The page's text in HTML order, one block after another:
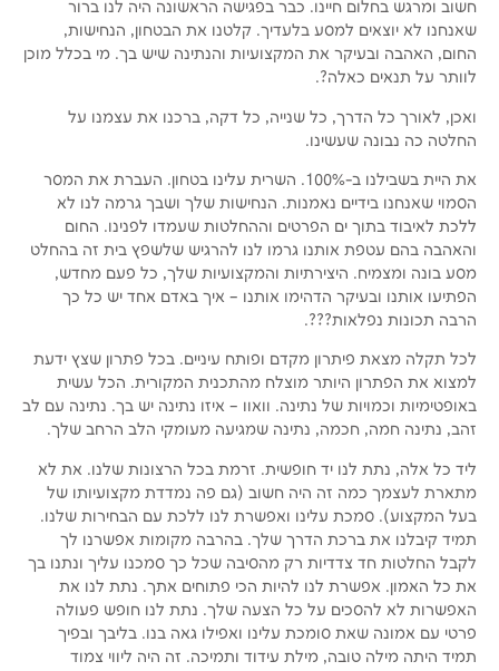
חשוב ומרגש בחלום חיינו. כבר בפגישה הראשונה היה לנו ברור
שאנחנו לא יוצאים למסע בלעדיך. קלטנו את הבטחון, הנחישות,
החום, האהבה ובעיקר את המקצועיות והנתינה שיש בך. מי בכלל מוכן
לוותר על תנאים כאלה?.
ואכן, לאורך כל הדרך, כל שנייה, כל דקה, ברכנו את עצמנו על
החלטה כה נבונה שעשינו.
את היית בשבילנו ב-100%. השרית עלינו בטחון. העברת את המסר
הסמוי שאנחנו בידיים נאמנות. הנחישות שלך ושבך גרמה לנו לא
ללכת לאיבוד בתוך ים הפרטים וההחלטות שעמדו לפנינו. החום
והאהבה בהם עטפת אותנו גרמו לנו להרגיש שלשפץ בית זה בהחלט
מסע בונה ומצמיח. היצירתיות והמקצועיות שלך, כל פעם מחדש,
הפתיעו אותנו ובעיקר הדהימו אותנו – איך באדם אחד יש כל כך
הרבה תכונות נפלאות???.
לכל תקלה מצאת פיתרון מקדם ופותח עיניים. בכל פתרון שצץ ידעת
למצוא את הפתרון היותר מוצלח מהתכנית המקורית. הכל עשית
באופטימיות וכמויות של נתינה. וואוו – איזו נתינה יש בך. נתינה עם לב
זהב, נתינה חמה, חכמה, נתינה שמגיעה מעומקי הלב הרחב שלך.
ליד כל אלה, נתת לנו יד חופשית. זרמת בכל הרצונות שלנו. את לא
מתארת לעצמך כמה זה היה חשוב (גם פה נמדדת מקצועיותו של
בעל המקצוע). סמכת עלינו ואפשרת לנו ללכת עם הבחירות שלנו.
תמיד קיבלנו את ברכת הדרך שלך. בהרבה מקומות אפשרנו לך
לקבל החלטות חד צדדיות רק מהסיבה שכל כך סמכנו עליך ונתנו בך
את כל האמון. אפשרת לנו להיות הכי פתוחים אתך. נתת לנו את
האפשרות לא להסכים על כל הצעה שלך. נתת לנו חופש פעולה
פרטי עם אמונה שאת סומכת עלינו ואפילו גאה בנו. בליבך ובפיך
תמיד היתה מילה טובה, מילת עידוד ותמיכה. זה היה ליווי צמוד